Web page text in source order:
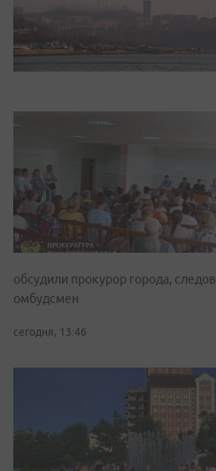
обсудили прокурор города,
омбудсмен
сегодня, 13:46